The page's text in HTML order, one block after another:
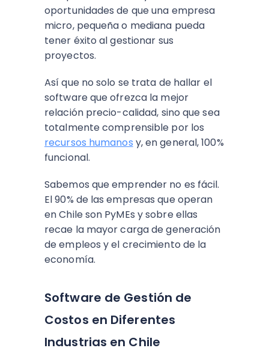
oportunidades de que una empresa
micro, pequeña o mediana pueda
tener éxito al gestionar sus
proyectos.
Así que no solo se trata de hallar el
software que ofrezca la mejor
relación precio-calidad, sino que sea
totalmente comprensible por los
recursos humanos y, en general, 100%
funcional.
Sabemos que emprender no es fácil.
El 90% de las empresas que operan
en Chile son PyMEs y sobre ellas
recae la mayor carga de generación
de empleos y el crecimiento de la
economía.
Software de Gestión de
Costos en Diferentes
Industrias en Chile